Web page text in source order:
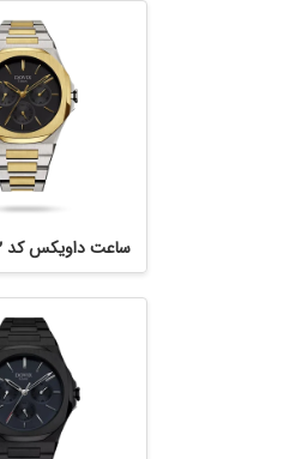
ساعت داویکس کد DV032G.12